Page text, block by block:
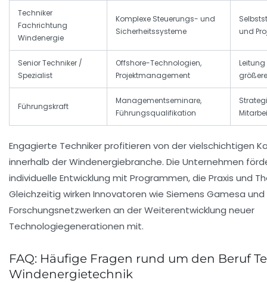
Techniker
Fachrichtung
Windenergie
Komplexe Steuerungs- und
Sicherheitssysteme
und
Senior Techniker /
Spezialist
Offshore-Technologien,
Projektmanagement
Führungskraft
Managementseminare,
Führungsqualifikation
Engagierte Techniker profitieren von der vielschichtigen
innerhalb der Windenergiebranche. Die Unternehmen
individuelle Entwicklung mit Programmen, die Praxis und
Gleichzeitig wirken Innovatoren wie Siemens Gamesa
Forschungsnetzwerken an der Weiterentwicklung neuer
Technologiegenerationen mit.
FAQ: Häufige Fragen rund um den Beruf
Windenergietechnik